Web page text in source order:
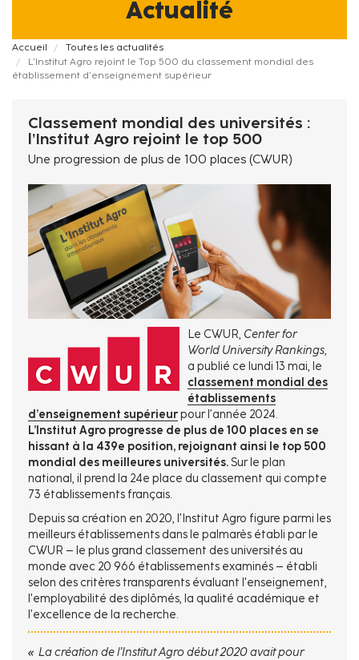
Actualité
Fil
d'Ariane
Accueil
Toutes les actualités
L’Institut Agro rejoint le Top 500 du classement mondial des
établissement d’enseignement supérieur
Classement mondial des universités :
l’Institut Agro rejoint le top 500
Une progression de plus de 100 places (CWUR)
Le CWUR, Center for
World University Rankings,
a publié ce lundi 13 mai, le
classement mondial des
établissements
d’enseignement supérieurpour l’année 2024.
L’Institut Agro progresse de plus de 100 places en se
hissant à la 439e position, rejoignant ainsi le top 500
mondial des meilleures universités.Sur le plan
national, il prend la 24e place du classement qui compte
73 établissements français.
Depuis sa création en 2020, l’Institut Agro figure parmi les
meilleurs établissements dans le palmarès établi par le
CWUR – le plus grand classement des universités au
monde avec 20 966 établissements examinés – établi
selon des critères transparents évaluant l'enseignement,
l'employabilité des diplômés, la qualité académique et
l’excellence de la recherche.
« La création de l’Institut Agro début 2020 avait pour